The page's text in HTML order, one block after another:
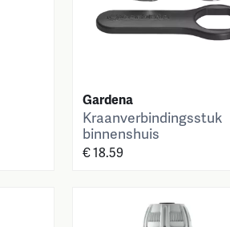
Gardena
Kraanverbindingsstuk
binnenshuis
€ 18.59